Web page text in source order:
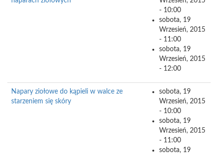
- 10:00
sobota, 19
Wrzesień, 2015
- 11:00
sobota, 19
Wrzesień, 2015
- 12:00
Napary ziołowe do kąpieli w walce ze
starzeniem się skóry
sobota, 19
Wrzesień, 2015
- 10:00
sobota, 19
Wrzesień, 2015
- 11:00
sobota, 19